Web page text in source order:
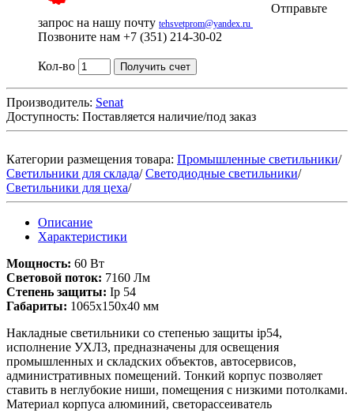
Отправьте
запрос на нашу почту tehsvetprom@yandex.ru
Позвоните нам +7 (351) 214-30-02
Кол-во Получить счет
Производитель: Senat
Доступность: Поставляется наличие/под заказ
Категории размещения товара: Промышленные светильники/
Светильники для склада/Светодиодные светильники/
Светильники для цеха/
Описание
Характеристики
Мощность: 60 Вт
Световой поток: 7160 Лм
Степень защиты: Ip 54
Габариты: 1065х150х40 мм
Накладные светильники со степенью защиты ip54,
исполнение УХЛ3, предназначены для освещения
промышленных и складских объектов, автосервисов,
административных помещений. Тонкий корпус позволяет
ставить в неглубокие ниши, помещения с низкими потолками.
Материал корпуса алюминий, светорассеиватель